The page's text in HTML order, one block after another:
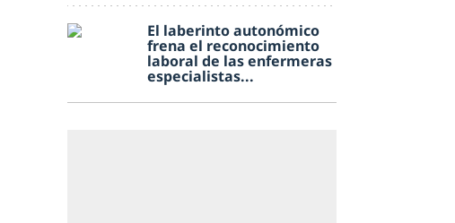
El laberinto autonómico
frena el reconocimiento
laboral de las enfermeras
especialistas...